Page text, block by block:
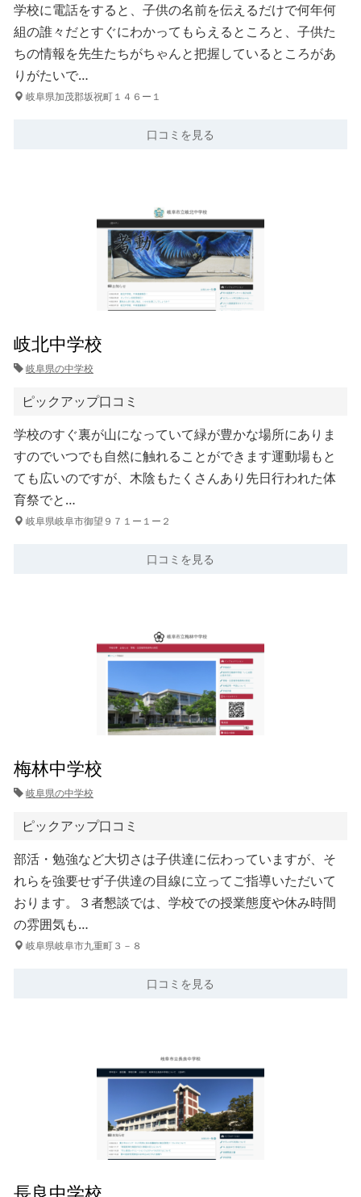
学校に電話をすると、子供の名前を伝えるだけで何年何
組の誰々だとすぐにわかってもらえるところと、子供た
ちの情報を先生たちがちゃんと把握しているところがあ
りがたいで…
岐阜県加茂郡坂祝町１４６ー１
口コミを見る
岐北中学校
岐阜県の中学校
ピックアップ口コミ
学校のすぐ裏が山になっていて緑が豊かな場所にありま
すのでいつでも自然に触れることができます運動場もと
ても広いのですが、木陰もたくさんあり先日行われた体
育祭でと…
岐阜県岐阜市御望９７１ー１ー２
口コミを見る
梅林中学校
岐阜県の中学校
ピックアップ口コミ
部活・勉強など大切さは子供達に伝わっていますが、そ
れらを強要せず子供達の目線に立ってご指導いただいて
おります。３者懇談では、学校での授業態度や休み時間
の雰囲気も…
岐阜県岐阜市九重町３－８
口コミを見る
長良中学校